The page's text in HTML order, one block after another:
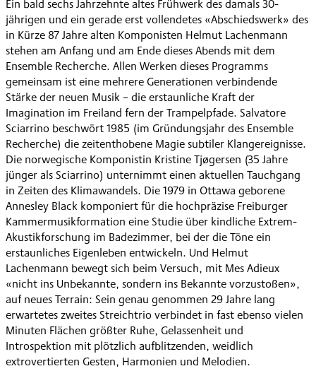
Ein bald sechs Jahrzehnte altes Frühwerk des damals 30-
jährigen und ein gerade erst vollendetes «Abschiedswerk» des
in Kürze 87 Jahre alten Komponisten Helmut Lachenmann
stehen am Anfang und am Ende dieses Abends mit dem
Ensemble Recherche. Allen Werken dieses Programms
gemeinsam ist eine mehrere Generationen verbindende
Stärke der neuen Musik – die erstaunliche Kraft der
Imagination im Freiland fern der Trampelpfade. Salvatore
Sciarrino beschwört 1985 (im Gründungsjahr des Ensemble
Recherche) die zeitenthobene Magie subtiler Klangereignisse.
Die norwegische Komponistin Kristine Tjøgersen (35 Jahre
jünger als Sciarrino) unternimmt einen aktuellen Tauchgang
in Zeiten des Klimawandels. Die 1979 in Ottawa geborene
Annesley Black komponiert für die hochpräzise Freiburger
Kammermusikformation eine Studie über kindliche Extrem-
Akustikforschung im Badezimmer, bei der die Töne ein
erstaunliches Eigenleben entwickeln. Und Helmut
Lachenmann bewegt sich beim Versuch, mit Mes Adieux
«nicht ins Unbekannte, sondern ins Bekannte vorzustoßen»,
auf neues Terrain: Sein genau genommen 29 Jahre lang
erwartetes zweites Streichtrio verbindet in fast ebenso vielen
Minuten Flächen größter Ruhe, Gelassenheit und
Introspektion mit plötzlich aufblitzenden, weidlich
extrovertierten Gesten, Harmonien und Melodien.